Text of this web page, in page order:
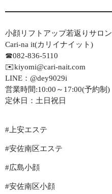
小顔リフトアップ若返りサロン
Cari-na it(カリイナイット)
☎082-836-5110
✉️kiyomi@cari-nait.com
LINE：@dey9029i
営業時間:10:00～17:00(予約制)
定休日：土日祝日
#上安エステ
#安佐南区エステ
#広島小顔
#安佐南区小顔